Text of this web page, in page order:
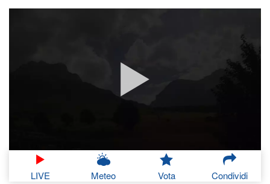
LIVE Meteo Vota Condividi